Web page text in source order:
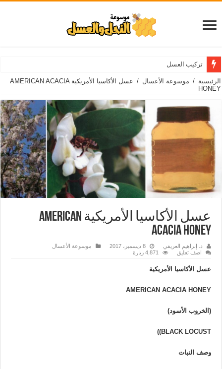
تركيب العسل
الرئيسية / موسوعة الأعسال /
عسل الأكاسيا الأمريكية AMERICAN ACACIA
HONEY
عسل الأكاسيا الأمريكية AMERICAN
ACACIA HONEY
د. إبراهيم العريفي 8 ديسمبر، 2017
موسوعة الأعسال
اضف تعليق
4,871 زيارة
عسل الأكاسيا الأمريكية
AMERICAN ACACIA HONEY
(الخروب الأسود)
BLACK LOCUST)
)
وصف النبات